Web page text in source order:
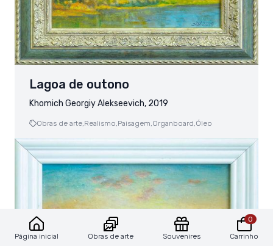
Página inicial Obras de arte Souvenires
0
Carrinho
Lagoa de outono
Khomich Georgiy Alekseevich, 2019
Obras de arte,Realismo,Paisagem,Organboard,Óleo